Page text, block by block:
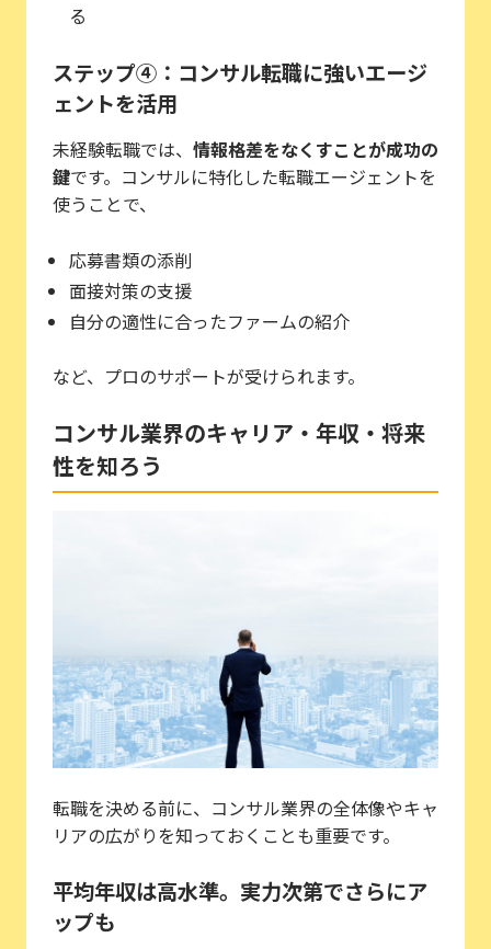
る
ステップ④：コンサル転職に強いエージ
ェントを活用
未経験転職では、 情報格差をなくすことが成功の
鍵です。コンサルに特化した転職エージェントを
使うことで、
応募書類の添削
面接対策の支援
自分の適性に合ったファームの紹介
など、プロのサポートが受けられます。
コンサル業界のキャリア・年収・将来
性を知ろう
転職を決める前に、コンサル業界の全体像やキャ
リアの広がりを知っておくことも重要です。
平均年収は高水準。実力次第でさらにア
ップも